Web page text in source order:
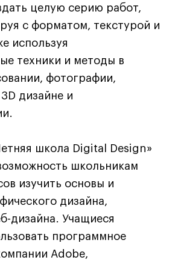
лидов
и медиапродакшена
одежды
целую серию работ,
с форматом, текстурой и
используя
техники и методы в
фотографии,
дизайне и
школа Digital Design»
школьникам
изучить основы и
дизайна,
дизайна. Учащиеся
программное
Adobe,